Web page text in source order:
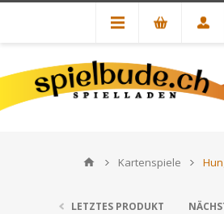
Kartenspiele
LETZTES PRODUKT